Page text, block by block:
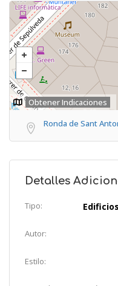
Obtener Indicaciones
Ronda de Sant
Detalles
Tipo:
Autor:
Estilo: